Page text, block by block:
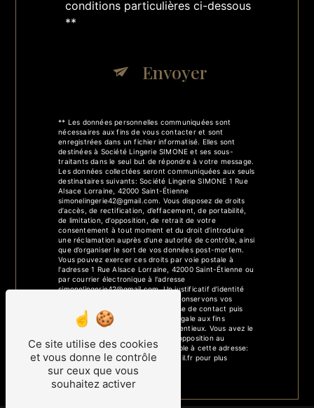
conditions particulières ci-dessous
**
Envoyer
** Les données personnelles communiquées sont
nécessaires aux fins de vous contacter et sont
enregistrées dans un fichier informatisé. Elles sont
destinées à Société Lingerie SIMONE et ses sous-
traitants dans le seul but de répondre à votre message.
Les données collectées seront communiquées aux seuls
destinataires suivants: Société Lingerie SIMONE 1 Rue
Alsace Lorraine, 42000 Saint-Étienne
simonelingerie42@gmail.com. Vous disposez de droits
d’accès, de rectification, d’effacement, de portabilité,
de limitation, d’opposition, de retrait de votre
consentement à tout moment et du droit d’introduire
une réclamation auprès d’une autorité de contrôle, ainsi
que d’organiser le sort de vos données post-mortem.
Vous pouvez exercer ces droits par voie postale à
l'adresse 1 Rue Alsace Lorraine, 42000 Saint-Étienne ou
par courrier électronique à l'adresse
simonelingerie42@gmail.com. Un justificatif d'identité
pourra vous être demandé. Nous conservons vos
données pendant la période de prise de contact puis
pendant la durée de prescription légale aux fins
probatoires et de gestion des contentieux. Vous avez le
droit de vous inscrire sur la liste d'opposition au
démarchage téléphonique, disponible à cette adresse:
Bloctel.gouv.fr. Consultez le site cnil.fr pour plus
d’informations sur vos droits.
Ce site utilise des cookies
et vous donne le contrôle
sur ceux que vous
souhaitez activer